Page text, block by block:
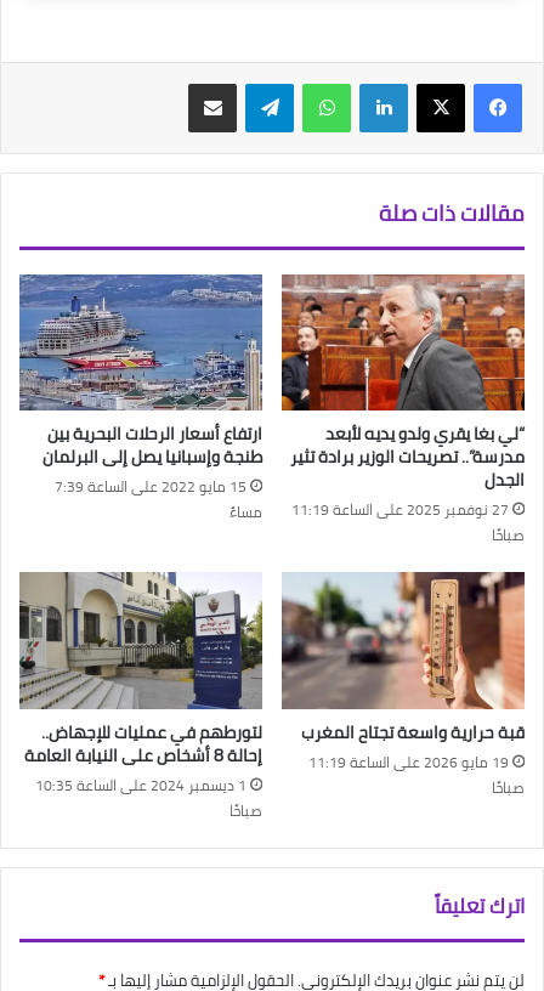
فيسبوك‫X لينكدإن واتساب تيلقرام مشاركة عبر البريد
مقالات ذات صلة
“لي بغا يقري ولدو يديه لأبعد
مدرسة”.. تصريحات الوزير برادة تثير
الجدل
27 نوفمبر 2025 على الساعة 11:19
صباحًا
ارتفاع أسعار الرحلات البحرية بين
طنجة وإسبانيا يصل إلى البرلمان
15 مايو 2022 على الساعة 7:39
مساءً
قبة حرارية واسعة تجتاح المغرب
19 مايو 2026 على الساعة 11:19
صباحًا
لتورطهم في عمليات للإجهاض..
إحالة 8 أشخاص على النيابة العامة
1 ديسمبر 2024 على الساعة 10:35
صباحًا
اترك تعليقاً
لن يتم نشر عنوان بريدك الإلكتروني.الحقول الإلزامية مشار إليها بـ*